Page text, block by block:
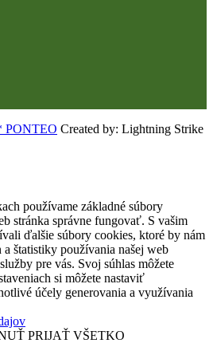
PONTEO Created by: Lightning Strike
používame základné súbory
stránka správne fungovať. S vašim
ďalšie súbory cookies, ktoré by nám
štatistiky používania našej web
pre vás. Svoj súhlas môžete
si môžete nastaviť
účely generovania a využívania
PRIJAŤ VŠETKO